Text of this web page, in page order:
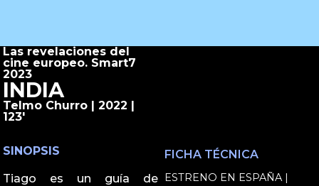
Las revelaciones del
cine europeo. Smart7
2023
INDIA
Telmo Churro | 2022 |
123'
SINOPSIS
Tiago es un guía de
FICHA TÉCNICA
ESTRENO EN ESPAÑA |